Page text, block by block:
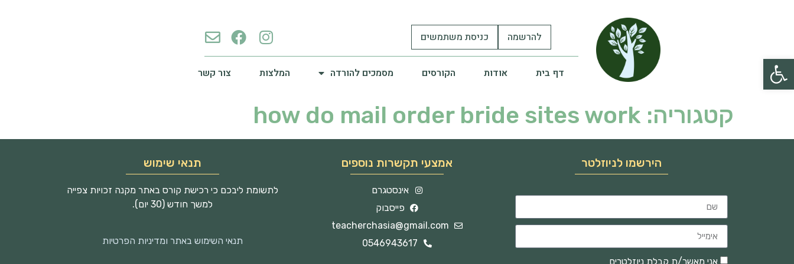
פתח סרגל נגישות
להרשמה כניסת משתמשים
דף בית אודות הקורסים מסמכים להורדה המלצות צור קשר
קטגוריה: how do mail order bride sites work
הירשמו לניוזלטר
אני מאשר/ת קבלת ניוזלטרים
אמצעי תקשרות נוספים
אינסטגרם
פייסבוק
teacherchasia@gmail.com
0546943617
תנאי שימוש
לתשומת ליבכם כי רכישת קורס באתר מקנה זכויות צפייה
למשך חודש (30 יום).
תנאי השימוש באתר ומדיניות הפרטיות